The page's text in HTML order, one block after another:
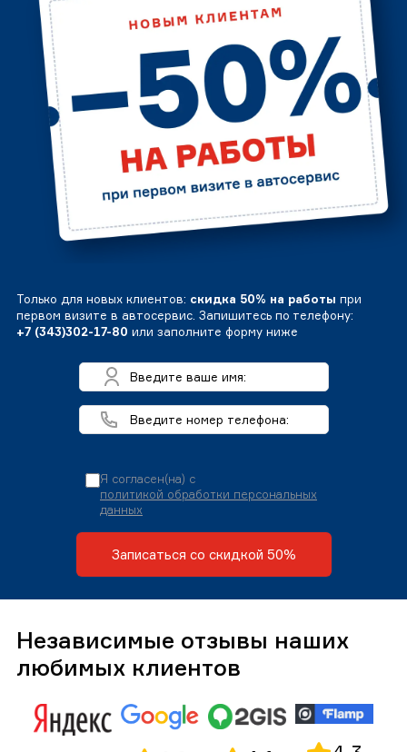
Только для новых клиентов: скидка 50% на работы при
первом визите в автосервис. Запишитесь по телефону:
+7 (343)302-17-80 или заполните форму ниже
Я согласен(на) с
политикой обработки персональных
данных
Записаться со скидкой 50%
Независимые отзывы наших
любимых клиентов